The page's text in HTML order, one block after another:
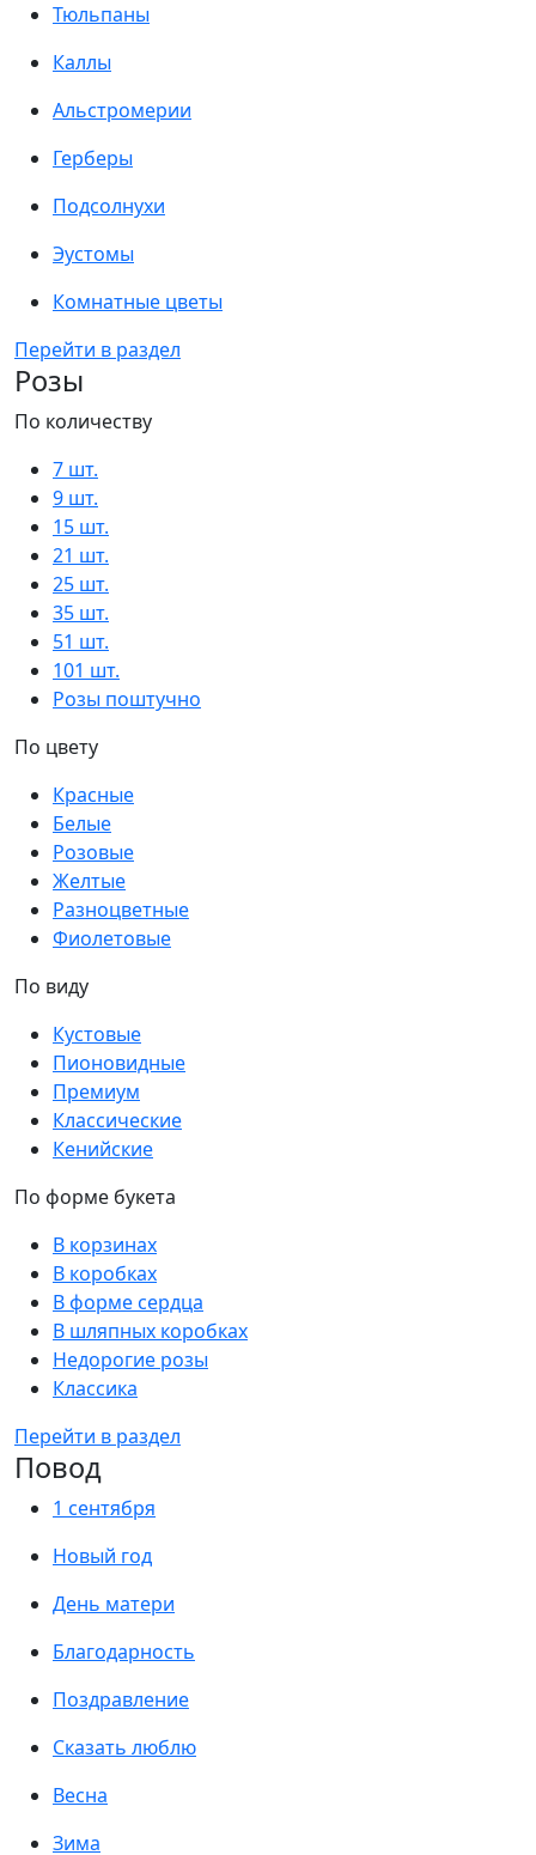
Тюльпаны
Каллы
Альстромерии
Герберы
Подсолнухи
Эустомы
Комнатные цветы
Перейти в раздел
Розы
По количеству
7 шт.
9 шт.
15 шт.
21 шт.
25 шт.
35 шт.
51 шт.
101 шт.
Розы поштучно
По цвету
Красные
Белые
Розовые
Желтые
Разноцветные
Фиолетовые
По виду
Кустовые
Пионовидные
Премиум
Классические
Кенийские
По форме букета
В корзинах
В коробках
В форме сердца
В шляпных коробках
Недорогие розы
Классика
Перейти в раздел
Повод
1 сентября
Новый год
День матери
Благодарность
Поздравление
Сказать люблю
Весна
Зима